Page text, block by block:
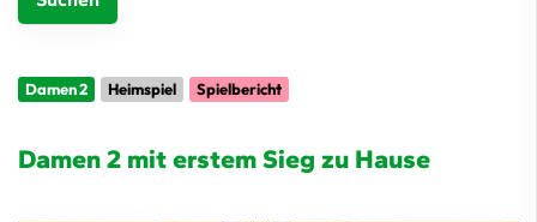
Damen 2 Heimspiel Spielbericht
Damen 2 mit erstem Sieg zu Hause